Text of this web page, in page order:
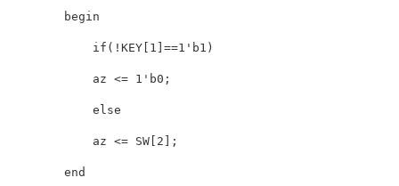
        begin
            if(!KEY[1]==1'b1)
            az <= 1'b0;
            else
            az <= SW[2];
        end